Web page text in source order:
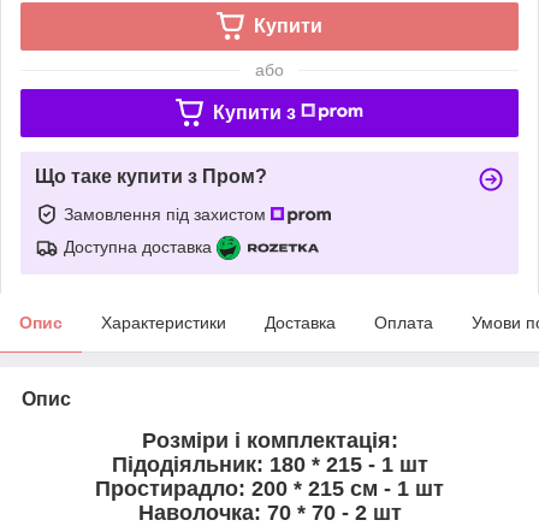
Купити
або
Купити з
Що таке купити з Пром?
Замовлення під захистом
Доступна доставка
Опис Характеристики Доставка Оплата Умови
Опис
Розміри і комплектація:
Підодіяльник: 180 * 215 - 1 шт
Простирадло: 200 * 215 см - 1 шт
Наволочка: 70 * 70 - 2 шт